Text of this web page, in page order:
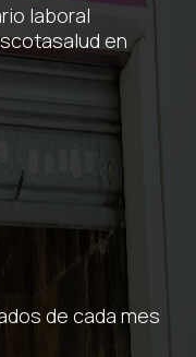
laboral
en
de cada mes